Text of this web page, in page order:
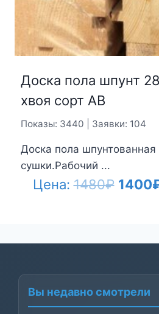
Доска пола шпунт
хвоя сорт АВ
Показы: 3440 | Заявки: 104
Доска пола
сушки.Рабочий ...
Цена:1480₽ 1400
Вы недавно смотрели